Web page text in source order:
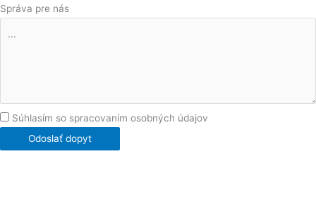
Správa pre nás
Súhlasím so spracovaním osobných údajov
Odoslať dopyt